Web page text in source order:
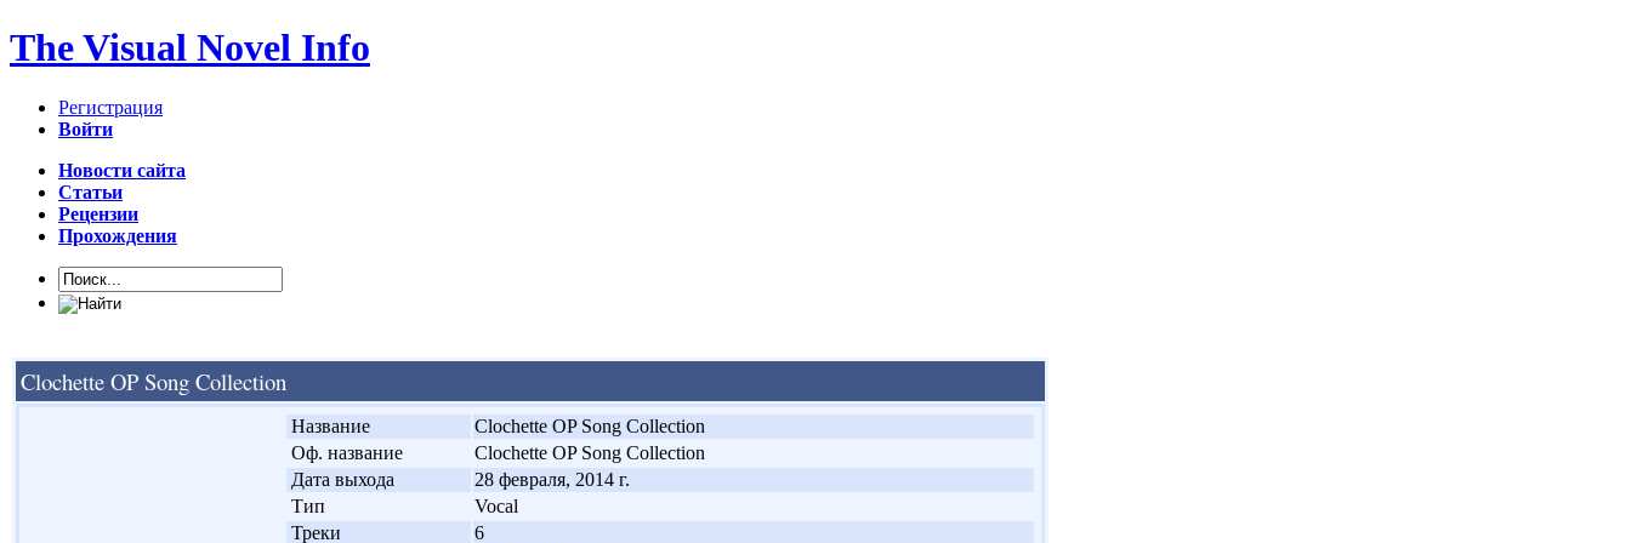
The Visual Novel Info
Регистрация
Войти
Новости сайта
Статьи
Рецензии
Прохождения
Clochette OP Song Collection
Название
Clochette OP Song Collection
Оф. название
Clochette OP Song Collection
Дата выхода
28 февраля, 2014 г.
Тип
Vocal
Треки
6